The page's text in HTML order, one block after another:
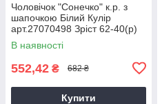
Чоловічок "Сонечко" к.р. з
шапочкою Білий Кулір
арт.27070498 Зріст 62-40(р)
В наявності
552,42 ₴ 682 ₴
Купити